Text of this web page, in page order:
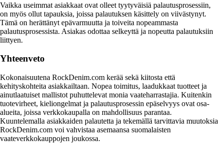
Vaikka useimmat asiakkaat ovat olleet tyytyväisiä palautusprosessiin,
on myös ollut tapauksia, joissa palautuksen käsittely on viivästynyt.
Tämä on herättänyt epävarmuutta ja toiveita nopeammasta
palautusprosessista. Asiakas odottaa selkeyttä ja nopeutta palautuksiin
liittyen.
Yhteenveto
Kokonaisuutena RockDenim.com kerää sekä kiitosta että
kehityskohteita asiakkailtaan. Nopea toimitus, laadukkaat tuotteet ja
ainutlaatuiset mallistot puhuttelevat monia vaateharrastajia. Kuitenkin
tuotevirheet, kieliongelmat ja palautusprosessin epäselvyys ovat osa-
alueita, joissa verkkokaupalla on mahdollisuus parantaa.
Kuuntelemalla asiakkaiden palautetta ja tekemällä tarvittavia muutoksia
RockDenim.com voi vahvistaa asemaansa suomalaisten
vaateverkkokauppojen joukossa.